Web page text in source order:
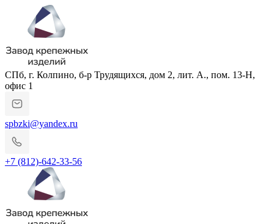
СПб, г. Колпино, б-р Трудящихся, дом 2, лит. А., пом. 13-Н,
офис 1
spbzki@yandex.ru
+7 (812)-642-33-56